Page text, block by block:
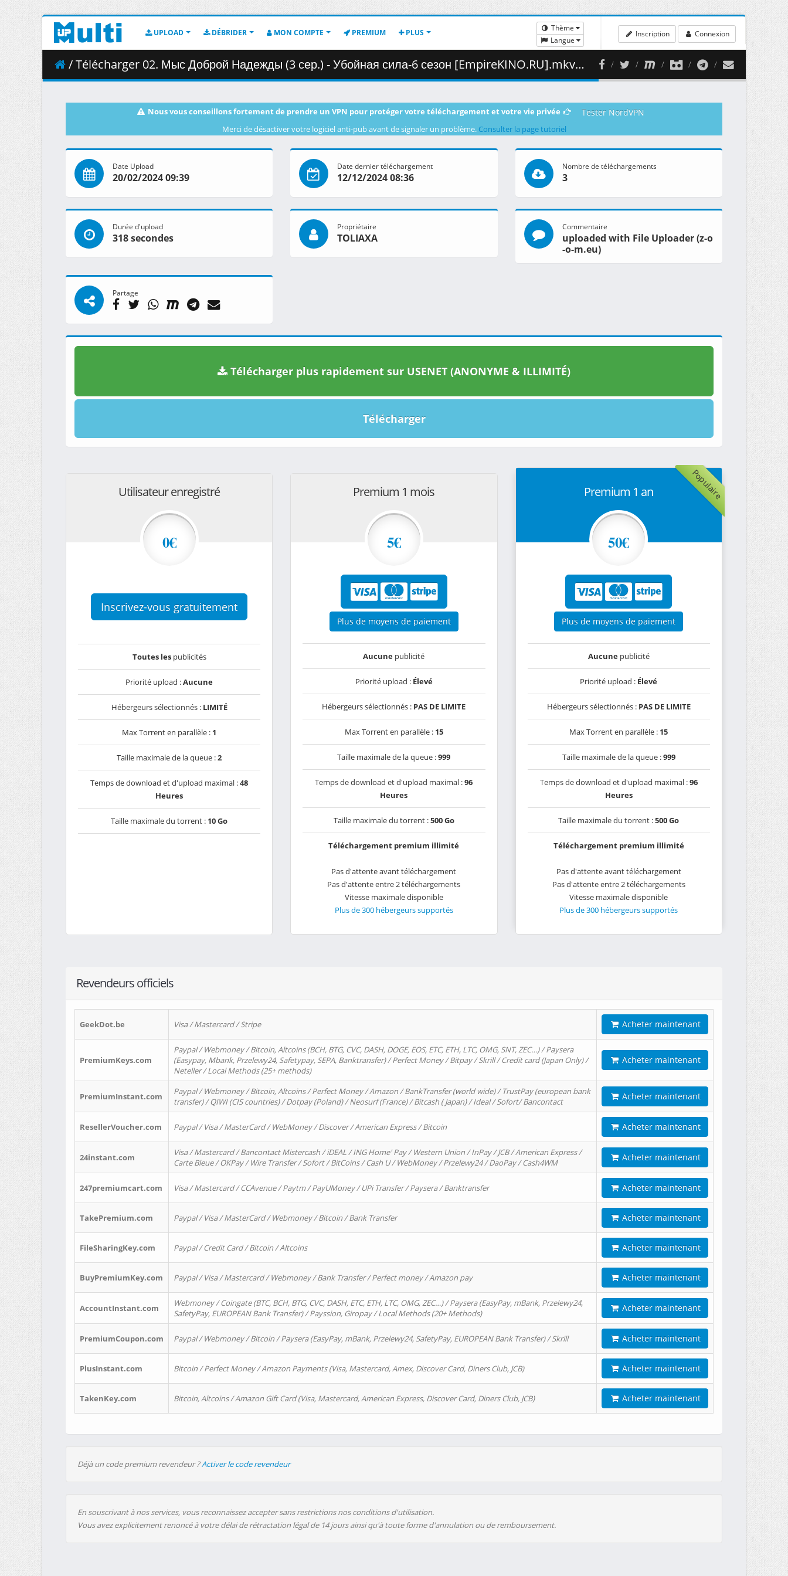
UPLOAD DÉBRIDER MON COMPTE PREMIUM PLUS
Thème
Langue
Inscription Connexion
/ Télécharger 02. Мыс Доброй Надежды (3 сер.) - Убойная сила-6 сезон [EmpireKINO.RU].mkv ( 730.71 MB )
Nous vous conseillons fortement de prendre un VPN pour protéger votre téléchargement et votre vie privée Tester NordVPN
Merci de désactiver votre logiciel anti-pub avant de signaler un problème. Consulter la page tutoriel
Date Upload
20/02/2024 09:39
Date dernier téléchargement
12/12/2024 08:36
Nombre de téléchargements
3
Durée d'upload
318 secondes
Propriétaire
TOLIAXA
Commentaire
uploaded with File Uploader (z-o
-o-m.eu)
Partage
Télécharger plus rapidement sur USENET (ANONYME & ILLIMITÉ)
Télécharger
Utilisateur enregistré
0€
Inscrivez-vous gratuitement
Toutes lespublicités
Priorité upload :Aucune
Hébergeurs sélectionnés : LIMITÉ
Max Torrent en parallèle : 1
Taille maximale de la queue :2
Temps de download et d'upload maximal :48
Heures
Taille maximale du torrent : 10 Go
Premium 1 mois
5€
Plus de moyens de paiement
Aucune publicité
Priorité upload : Élevé
Hébergeurs sélectionnés : PAS DE LIMITE
Max Torrent en parallèle : 15
Taille maximale de la queue :999
Temps de download et d'upload maximal :96
Heures
Taille maximale du torrent :500 Go
Téléchargement premium illimité
Pas d'attente avant téléchargement
Pas d'attente entre 2 téléchargements
Vitesse maximale disponible
Plus de 300 hébergeurs supportés
Populaire
Premium 1 an
50€
Plus de moyens de paiement
Aucunepublicité
Priorité upload : Élevé
Hébergeurs sélectionnés : PAS DE LIMITE
Max Torrent en parallèle : 15
Taille maximale de la queue :999
Temps de download et d'upload maximal :96
Heures
Taille maximale du torrent :500 Go
Téléchargement premium illimité
Pas d'attente avant téléchargement
Pas d'attente entre 2 téléchargements
Vitesse maximale disponible
Plus de 300 hébergeurs supportés
Revendeurs officiels
GeekDot.be Visa / Mastercard / Stripe Acheter maintenant
PremiumKeys.com
Paypal / Webmoney / Bitcoin, Altcoins (BCH, BTG, CVC, DASH, DOGE, EOS, ETC, ETH, LTC, OMG, SNT, ZEC…) / Paysera
(Easypay, Mbank, Przelewy24, Safetypay, SEPA, Banktransfer) / Perfect Money / Bitpay / Skrill / Credit card (Japan Only) /
Neteller / Local Methods (25+ methods)
Acheter maintenant
PremiumInstant.com
Paypal / Webmoney / Bitcoin, Altcoins / Perfect Money / Amazon / BankTransfer (world wide) / TrustPay (european bank
transfer) / QIWI (CIS countries) / Dotpay (Poland) / Neosurf (France) / Bitcash ( Japan) / Ideal / Sofort/ Bancontact
Acheter maintenant
ResellerVoucher.com Paypal / Visa / MasterCard / WebMoney / Discover / American Express / Bitcoin Acheter maintenant
24instant.com
Visa / Mastercard / Bancontact Mistercash / iDEAL / ING Home' Pay / Western Union / InPay / JCB / American Express /
Carte Bleue / OKPay / Wire Transfer / Sofort / BitCoins / Cash U / WebMoney / Przelewy24 / DaoPay / Cash4WM
Acheter maintenant
247premiumcart.com Visa / Mastercard / CCAvenue / Paytm / PayUMoney / UPi Transfer / Paysera / Banktransfer Acheter maintenant
TakePremium.com Paypal / Visa / MasterCard / Webmoney / Bitcoin / Bank Transfer Acheter maintenant
FileSharingKey.com Paypal / Credit Card / Bitcoin / Altcoins Acheter maintenant
BuyPremiumKey.com Paypal / Visa / Mastercard / Webmoney / Bank Transfer / Perfect money / Amazon pay Acheter maintenant
AccountInstant.com
Webmoney / Coingate (BTC, BCH, BTG, CVC, DASH, ETC, ETH, LTC, OMG, ZEC…) / Paysera (EasyPay, mBank, Przelewy24,
SafetyPay, EUROPEAN Bank Transfer) / Payssion, Giropay / Local Methods (20+ Methods)
Acheter maintenant
PremiumCoupon.com Paypal / Webmoney / Bitcoin / Paysera (EasyPay, mBank, Przelewy24, SafetyPay, EUROPEAN Bank Transfer) / Skrill Acheter maintenant
PlusInstant.com Bitcoin / Perfect Money / Amazon Payments (Visa, Mastercard, Amex, Discover Card, Diners Club, JCB) Acheter maintenant
TakenKey.com Bitcoin, Altcoins / Amazon Gift Card (Visa, Mastercard, American Express, Discover Card, Diners Club, JCB) Acheter maintenant
Déjà un code premium revendeur ?Activer le code revendeur
En souscrivant à nos services, vous reconnaissez accepter sans restrictions nos conditions d'utilisation.
Vous avez explicitement renoncé à votre délai de rétractation légal de 14 jours ainsi qu'à toute forme d'annulation ou de remboursement.